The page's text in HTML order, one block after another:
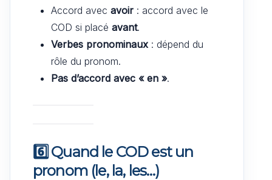
Accord avec avoir : accord avec le
COD si placé avant.
Verbes pronominaux : dépend du
rôle du pronom.
Pas d’accord avec « en ».
6️⃣ Quand le COD est un
pronom(le, la, les…)